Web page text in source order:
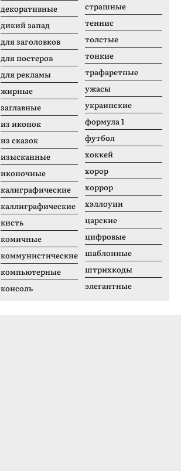
декоративные
дикий запад
для заголовков
для постеров
для рекламы
жирные
заглавные
из иконок
из сказок
изысканные
иконочные
калиграфические
каллиграфические
кисть
комичные
коммунистические
компьютерные
консоль
страшные
теннис
толстые
тонкие
трафаретные
ужасы
украинские
формула 1
футбол
хоккей
хорор
хоррор
хэллоуин
царские
цифровые
шаблонные
штрихкоды
элегантные